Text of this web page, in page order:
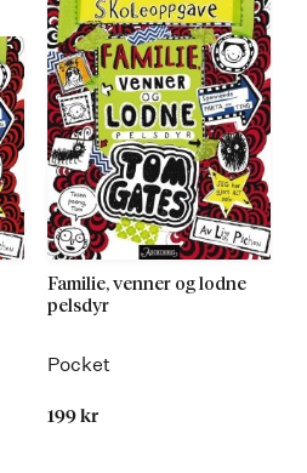
Familie, venner og lodne
pelsdyr
Pocket
199 kr